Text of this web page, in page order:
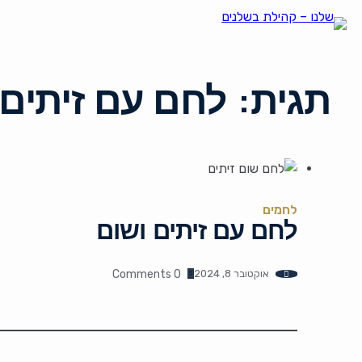
תגית: לחם עם
לחמים
לחם עם זיתים ושום
אוקטובר 8, 2024 0 Comments